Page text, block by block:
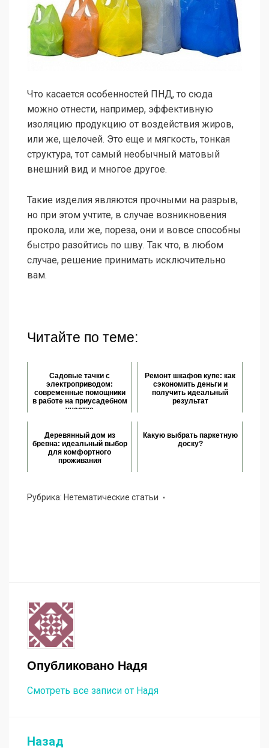
Что касается особенностей ПНД, то сюда
можно отнести, например, эффективную
изоляцию продукцию от воздействия жиров,
или же, щелочей. Это еще и мягкость, тонкая
структура, тот самый необычный матовый
внешний вид и многое другое.
Такие изделия являются прочными на разрыв,
но при этом учтите, в случае возникновения
прокола, или же, пореза, они и вовсе способны
быстро разойтись по шву. Так что, в любом
случае, решение принимать исключительно
вам.
Читайте по теме:
Садовые тачки с
электроприводом:
современные помощники
в работе на приусадебном
участке
Ремонт шкафов купе: как
сэкономить деньги и
получить идеальный
результат
Деревянный дом из
бревна: идеальный выбор
для комфортного
проживания
Какую выбрать паркетную
доску?
Рубрика: Нетематические статьи
Опубликовано Надя
Смотреть все записи от Надя
Назад